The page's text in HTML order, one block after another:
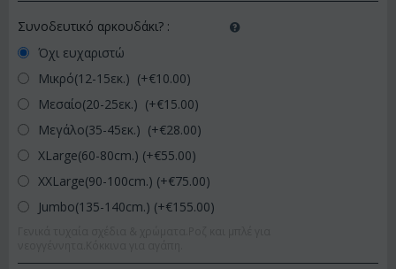
Συνοδευτικό αρκουδάκι? :
Όχι ευχαριστώ
Μικρό(12-15εκ.) (+€10.00)
Μεσαίο(20-25εκ.) (+€15.00)
Μεγάλο(35-45εκ.) (+€28.00)
XLarge(60-80cm.) (+€55.00)
XXLarge(90-100cm.) (+€75.00)
Jumbo(135-140cm.) (+€155.00)